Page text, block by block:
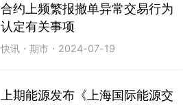
合约上频繁报撤单异常交易行为
认定有关事项
快讯 ・期市 ・ 2024-07-19
上期能源发布《上海国际能源交